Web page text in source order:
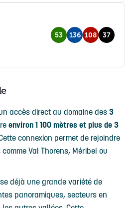
53 136 108 37
accès direct au domaine des 3
environ 1 100 mètres et plus de 3
connexion permet de rejoindre
Val Thorens, Méribel ou
déjà une grande variété de
panoramiques, secteurs en